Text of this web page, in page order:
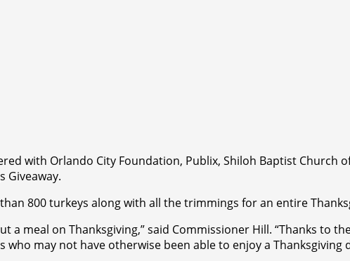
with Orlando City Foundation, Publix, Shiloh Baptist Church
Giveaway.
800 turkeys along with all the trimmings for an entire
a meal on Thanksgiving,” said Commissioner Hill. “Thanks to
may not have otherwise been able to enjoy a Thanksgiving